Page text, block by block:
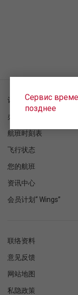
Сервис
позднее
订单检查
办理登机手续
航班时刻表
飞行状态
您的航班
资讯中心
会员计划“ Wings”
联络资料
意见反馈
网站地图
私隐政策